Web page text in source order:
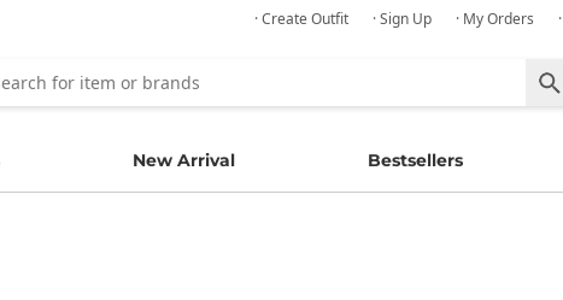
· Create Outfit · Sign Up · My Orders
New Arrival Bestsellers